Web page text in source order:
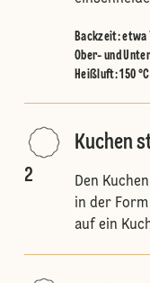
Backzeit: etwa
Ober- und
Heißluft:150 °C
2
Kuchen
Den
in der
auf ein